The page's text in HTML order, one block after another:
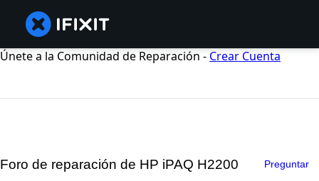
Únete a la Comunidad de Reparación - Crear Cuenta
Foro de reparación de HP iPAQ H2200 Preguntar